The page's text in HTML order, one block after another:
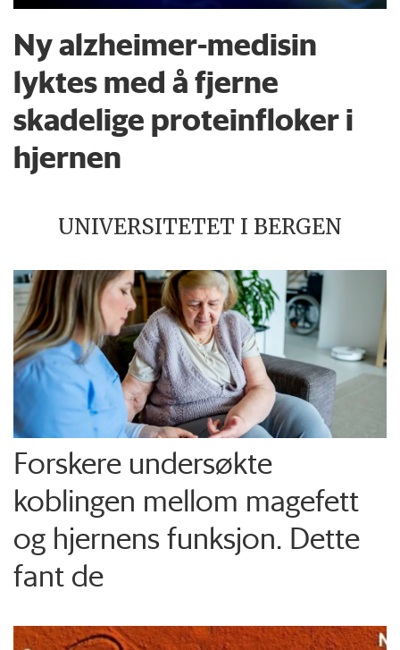
Ny alzheimer-medisin
lyktes med å fjerne
skadelige proteinfloker i
hjernen
UNIVERSITETET I BERGEN
Forskere undersøkte
koblingen mellom magefett
og hjernens funksjon. Dette
fant de